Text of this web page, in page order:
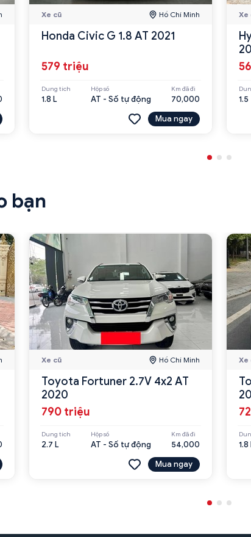
Xe cũ Hồ Chí Minh
Honda Civic G 1.8 AT 2021
579 triệu
Dung tích
1.8 L
Hộp số
AT - Số tự động
Km đã đi
70,000
Mua ngay
Xe
1.5
bạn
Xe cũ Hồ Chí Minh
Toyota Fortuner 2.7V 4x2 AT
2020
790 triệu
Dung tích
2.7 L
Hộp số
AT - Số tự động
Km đã đi
54,000
Mua ngay
Xe
1.8